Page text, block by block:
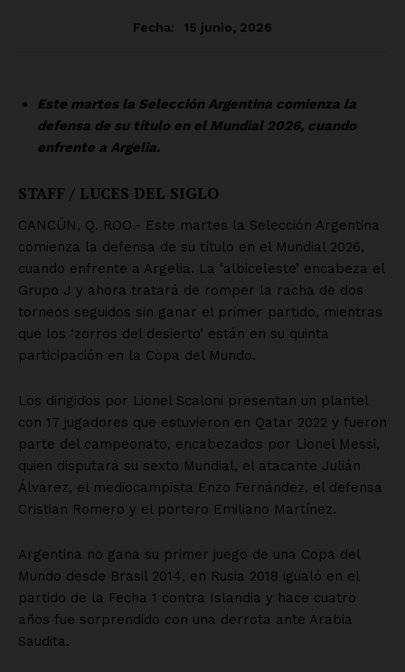
SUSCRÍBETE AHORA
Empresa
Contacto
Política de privacidad
Políticas del Sitio
Mi cuenta